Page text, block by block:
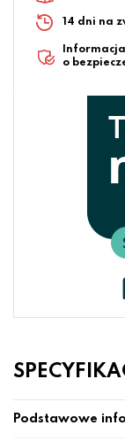
14 dni na
Informacja
o
Podstawowe